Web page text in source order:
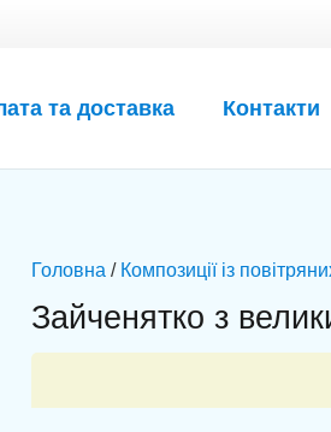
та доставка Контакти
Головна / Композиції із
Зайченятко з